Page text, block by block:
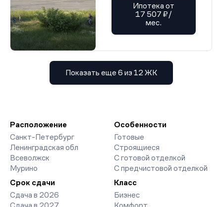
Ипотека от
17 507 ₽/
мес.
Показать еще 6 из 12 ЖК
Расположение
Санкт-Петербург
Ленинградская обл
Всеволжск
Мурино
Особенности
Готовые
Строящиеся
С готовой отделкой
С предчистовой отделкой
Срок сдачи
Сдача в 2026
Сдача в 2027
Класс
Бизнес
Комфорт